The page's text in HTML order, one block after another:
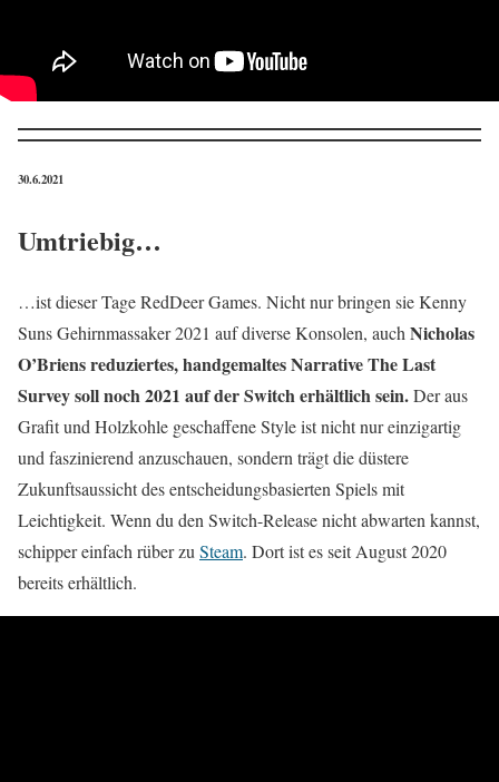
30.6.2021
Umtriebig…
…ist dieser Tage RedDeer Games. Nicht nur bringen sie Kenny
Suns Gehirnmassaker 2021 auf diverse Konsolen, auch Nicholas
O’Briens reduziertes, handgemaltes Narrative The Last
Survey soll noch 2021 auf der Switch erhältlich sein.Der aus
Grafit und Holzkohle geschaffene Style ist nicht nur einzigartig
und faszinierend anzuschauen, sondern trägt die düstere
Zukunftsaussicht des entscheidungsbasierten Spiels mit
Leichtigkeit. Wenn du den Switch-Release nicht abwarten kannst,
schipper einfach rüber zu Steam. Dort ist es seit August 2020
bereits erhältlich.